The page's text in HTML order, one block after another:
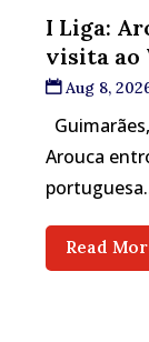
I Liga:
visita ao
Aug 8,
Arouca
Read